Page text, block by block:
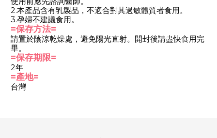
2.本產品含有乳製品，不適合對其過敏體質者食用。
3.孕婦不建議食用。
=保存方法=
請置於陰涼乾燥處，避免陽光直射。開封後請盡快食用完
畢。
=保存期限=
2年
=產地=
台灣